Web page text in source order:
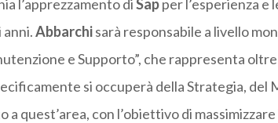
l’apprezzamento diSapper l’esperienza e
anni.Abbarchisarà responsabile a livello
e Supporto”, che rappresenta
si occuperà della Strategia, del
a quest’area, con l’obiettivo di